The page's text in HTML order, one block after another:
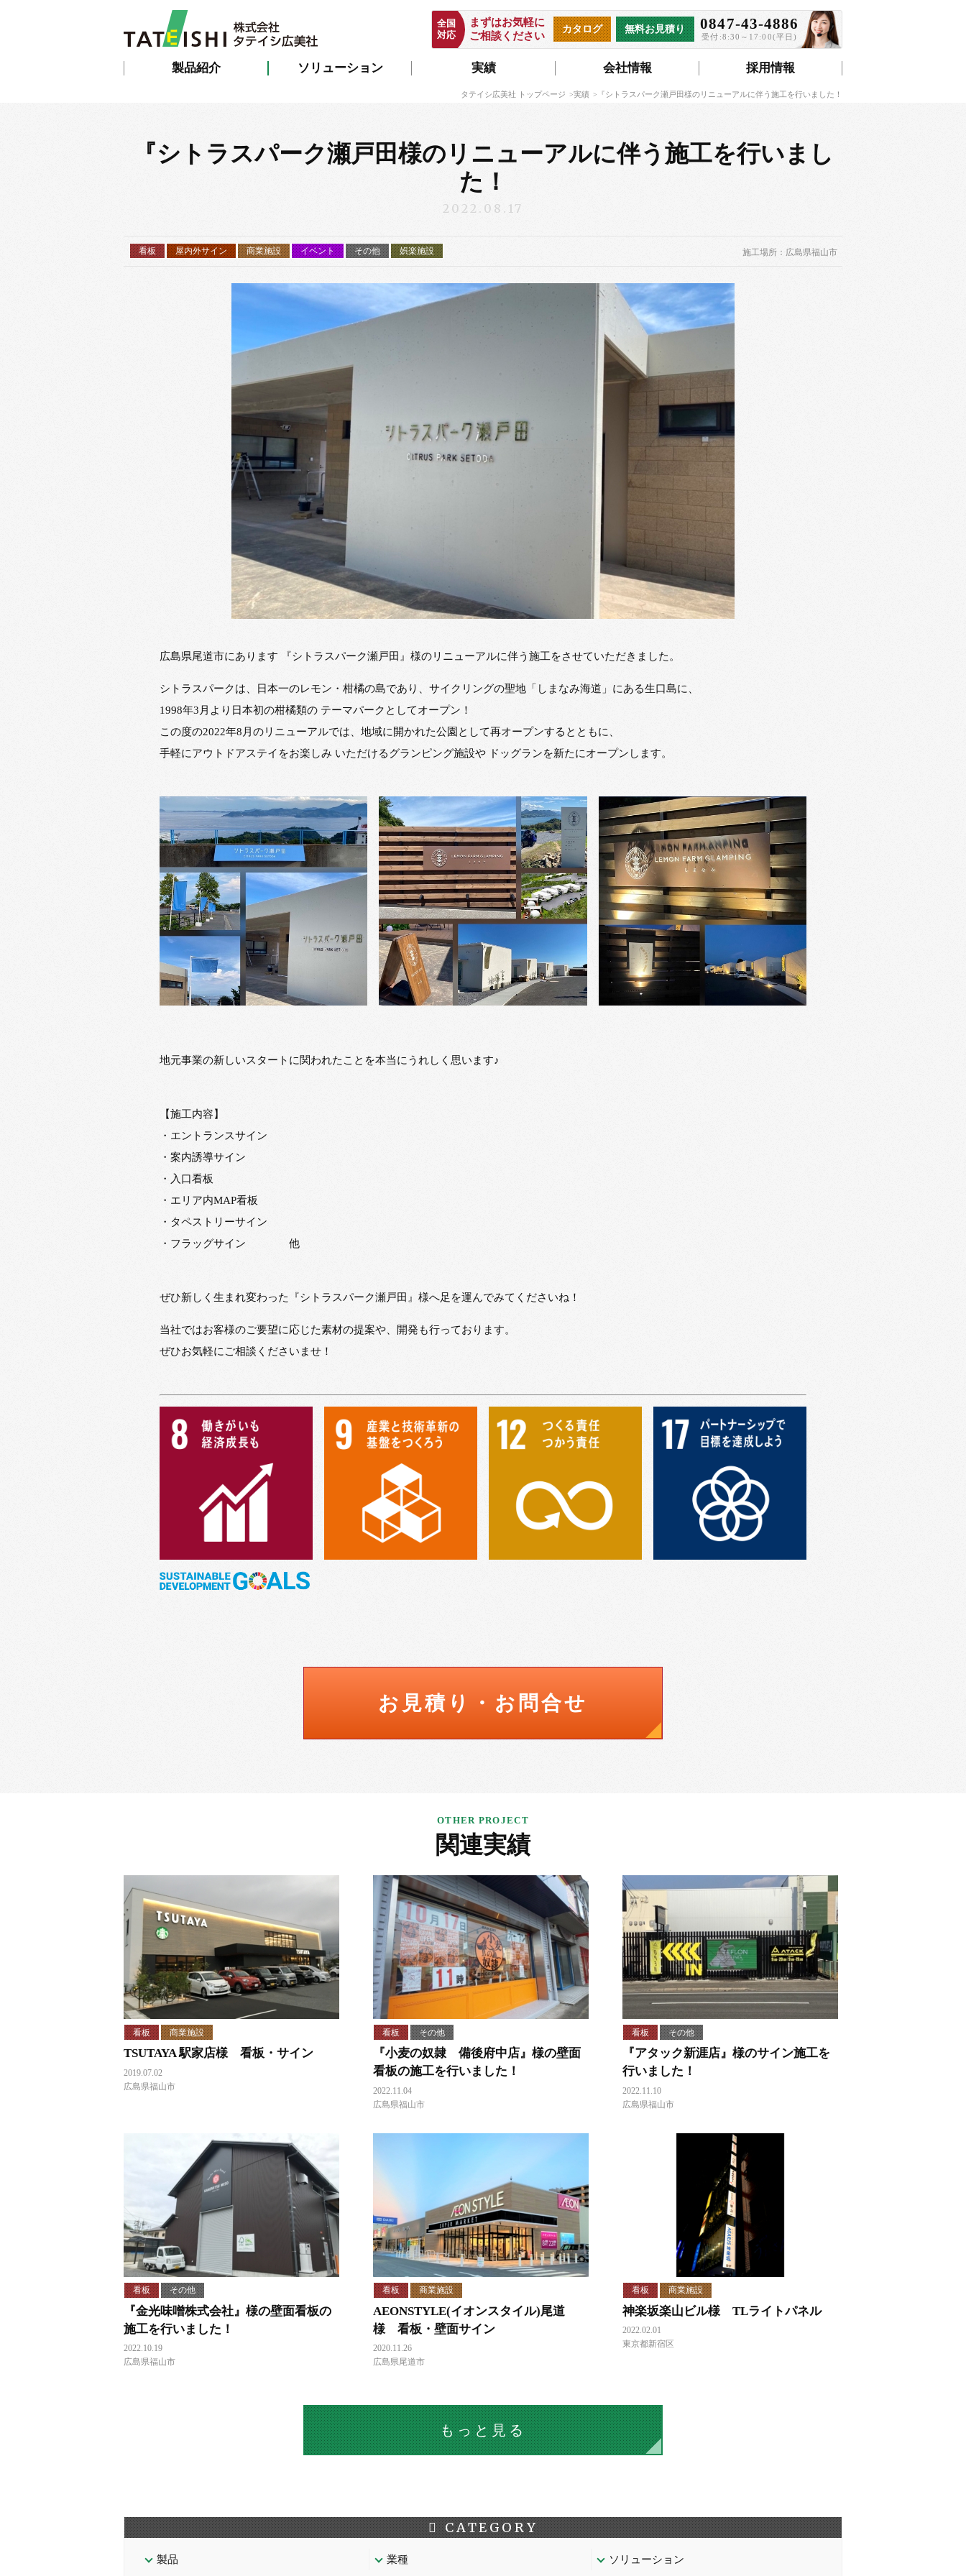
製品紹介 ソリューション 実績 会社情報 採用情報
0847-43-4886
受付:8:30～17:00(平日)
無料お見積り
カタログ
まずはお気軽に
ご相談ください
全国
対応
タテイシ広美社 トップページ 実績 『シトラスパーク瀬戸田様のリニューアルに伴う施工を行いました！
『シトラスパーク瀬戸田様のリニューアルに伴う施工を行いまし
た！
2022.08.17
看板 屋内外サイン 商業施設 イベント その他 娯楽施設 施工場所：広島県福山市
広島県尾道市にあります 『シトラスパーク瀬戸田』様のリニューアルに伴う施工をさせていただきました。
シトラスパークは、日本一のレモン・柑橘の島であり、サイクリングの聖地「しまなみ海道」にある生口島に、
1998年3月より日本初の柑橘類の テーマパークとしてオープン！
この度の2022年8月のリニューアルでは、地域に開かれた公園として再オープンするとともに、
手軽にアウトドアステイをお楽しみ いただけるグランピング施設や ドッグランを新たにオープンします。
地元事業の新しいスタートに関われたことを本当にうれしく思います♪
【施工内容】
・エントランスサイン
・案内誘導サイン
・入口看板
・エリア内MAP看板
・タペストリーサイン
・フラッグサイン 他
ぜひ新しく生まれ変わった『シトラスパーク瀬戸田』様へ足を運んでみてくださいね！
当社ではお客様のご要望に応じた素材の提案や、開発も行っております。
ぜひお気軽にご相談くださいませ！
お見積り・お問合せ
関連実績
看板 商業施設
TSUTAYA 駅家店様 看板・サイン
2019.07.02
広島県福山市
看板 その他
『小麦の奴隷 備後府中店』様の壁面
看板の施工を行いました！
2022.11.04
広島県福山市
看板 その他
『アタック新涯店』様のサイン施工を
行いました！
2022.11.10
広島県福山市
看板 その他
『金光味噌株式会社』様の壁面看板の
施工を行いました！
2022.10.19
広島県福山市
看板 商業施設
AEONSTYLE(イオンスタイル)尾道
様 看板・壁面サイン
2020.11.26
広島県尾道市
看板 商業施設
神楽坂楽山ビル様 TLライトパネル
2022.02.01
東京都新宿区
もっと見る
CATEGORY
製品 業種 ソリューション